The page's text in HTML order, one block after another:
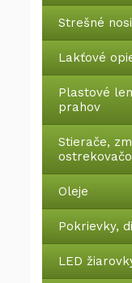
Strešné
Lakťové
Plastové
prahov
Stierače,
Oleje
Pokrievky,
LED